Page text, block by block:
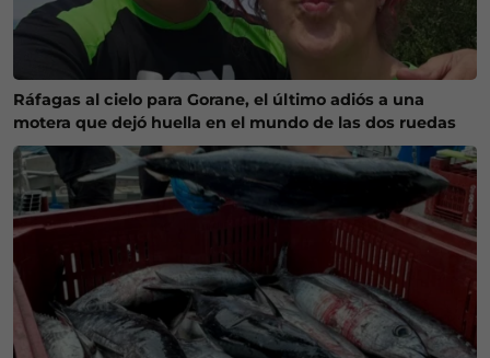
Ráfagas al cielo para Gorane, el último adiós a una
motera que dejó huella en el mundo de las dos ruedas